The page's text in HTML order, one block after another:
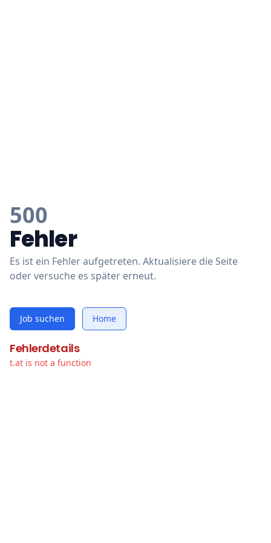
500
Fehler
Es ist ein Fehler aufgetreten. Aktualisiere die Seite
oder versuche es später erneut.
Job suchen Home
Fehlerdetails
t.at is not a function